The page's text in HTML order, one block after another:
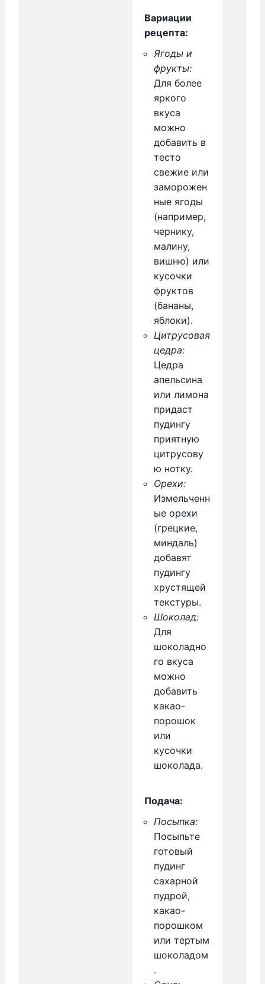
Вариации
рецепта:
Ягоды и
фрукты:
Для более
яркого
вкуса
можно
добавить в
тесто
свежие или
заморожен
ные ягоды
(например,
чернику,
малину,
вишню) или
кусочки
фруктов
(бананы,
яблоки).
Цитрусовая
цедра:
Цедра
апельсина
или лимона
придаст
пудингу
приятную
цитрусову
ю нотку.
Орехи:
Измельченн
ые орехи
(грецкие,
миндаль)
добавят
пудингу
хрустящей
текстуры.
Шоколад:
Для
шоколадно
го вкуса
можно
добавить
какао-
порошок
или
кусочки
шоколада.
Подача:
Посыпка:
Посыпьте
готовый
пудинг
сахарной
пудрой,
какао-
порошком
или тертым
шоколадом
.